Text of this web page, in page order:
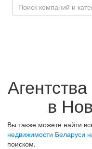
в
Вы также можете найти
недвижимости Беларуси
поиском.